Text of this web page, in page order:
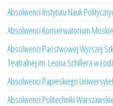
Absolwenci Instytutu Nauk
Absolwenci Konserwatorium
Absolwenci Państwowej Wyższej
Teatralnej im. Leona Schillera w
Absolwenci Papieskiego
Absolwenci Politechniki